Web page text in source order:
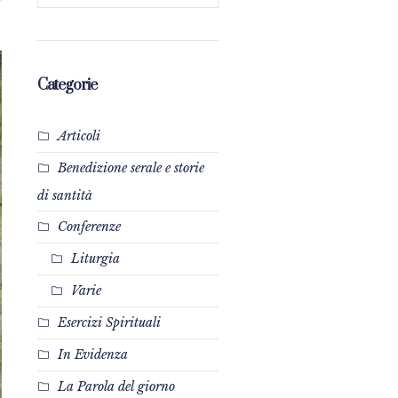
Categorie
Articoli
Benedizione serale e storie
di santità
Conferenze
Liturgia
Varie
Esercizi Spirituali
In Evidenza
La Parola del giorno